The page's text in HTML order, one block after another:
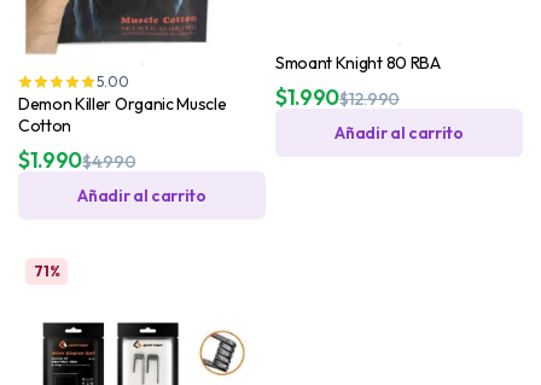
5.00
Demon Killer Organic Muscle
Cotton
$4.990
$1.990
Añadir al carrito
Smoant Knight 80 RBA
$12.990
$1.990
Añadir al carrito
71%